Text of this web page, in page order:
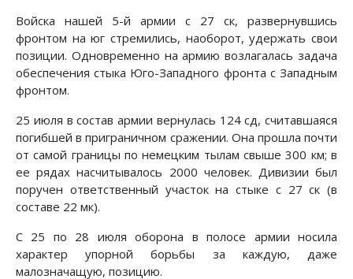
Войска нашей 5-й армии с 27 ск, развернувшись
фронтом на юг стремились, наоборот, удержать свои
позиции. Одно­временно на армию возлагалась задача
обеспечения стыка Юго-Западного фронта с Западным
фронтом.
25 июля в состав армии вернулась 124 сд, считавшаяся
погибшей в приграничном сражении. Она прошла почти
от самой границы по немецким тылам свыше 300 км; в
ее ря­дах насчитывалось 2000 человек. Дивизии был
поручен ответственный участок на стыке с 27 ск (в
составе 22 мк).
С 25 по 28 июля оборона в полосе армии носила
характер упорной борьбы за каждую, даже
малозначащую, позицию.